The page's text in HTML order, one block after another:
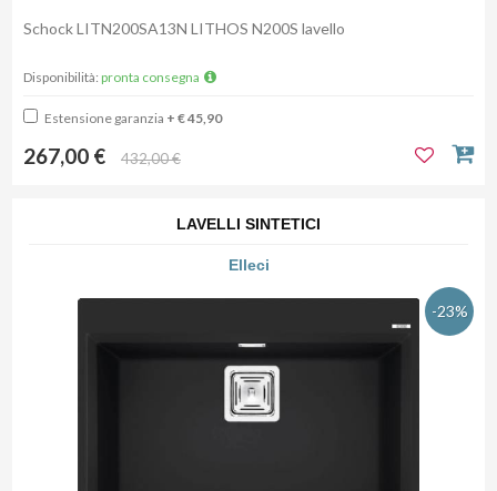
Schock LITN200SA13N LITHOS N200S lavello
Disponibilità: pronta consegna
Estensione garanzia + € 45,90
267,00 € 432,00 €
LAVELLI SINTETICI
Elleci
-23%